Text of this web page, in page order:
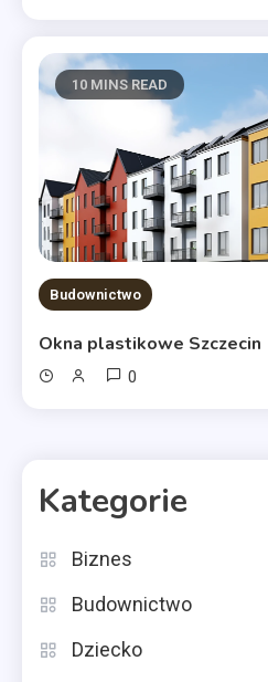
10 MINS READ
Budownictwo
Okna plastikowe Szczecin
0
Kategorie
Biznes
Budownictwo
Dziecko